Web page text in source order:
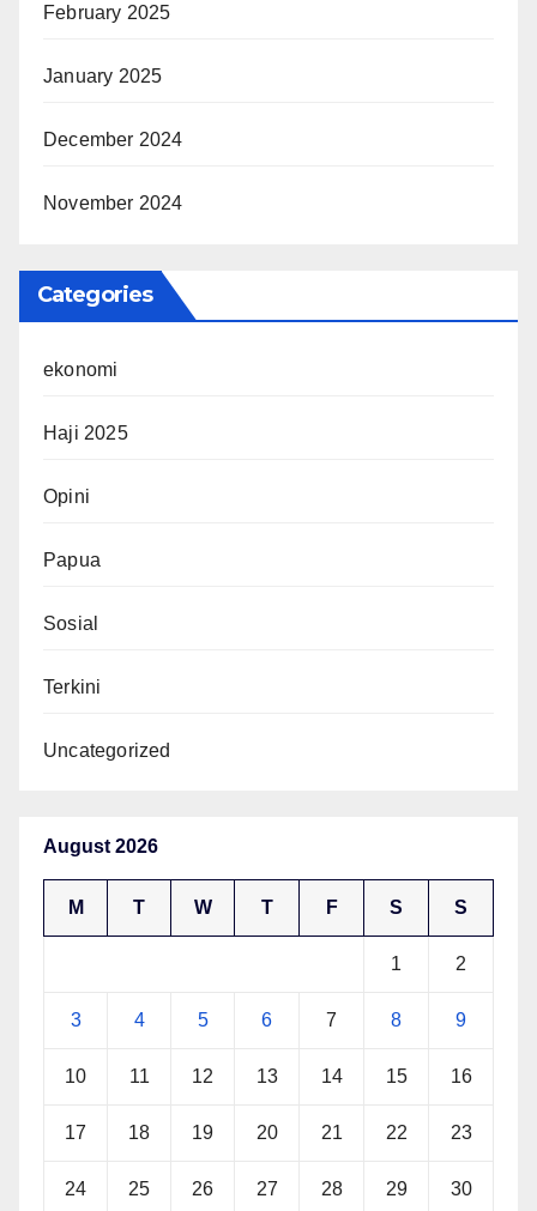
February 2025
January 2025
December 2024
November 2024
Categories
ekonomi
Haji 2025
Opini
Papua
Sosial
Terkini
Uncategorized
August 2026
M T W T F S S
1 2
3 4 5 6 7 8 9
10 11 12 13 14 15 16
17 18 19 20 21 22 23
24 25 26 27 28 29 30